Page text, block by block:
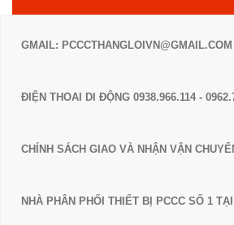
GMAIL: PCCCTHANGLOIVN@GMAIL.COM
ĐIỆN THOAI DI ĐỘNG 0938.966.114 -
CHÍNH SÁCH GIAO VÀ NHẬN VẬN
NHÀ PHÂN PHỐI THIẾT BỊ PCCC SỐ 1